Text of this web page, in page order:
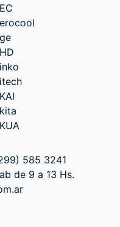
585 3241
de 9 a 13 Hs.